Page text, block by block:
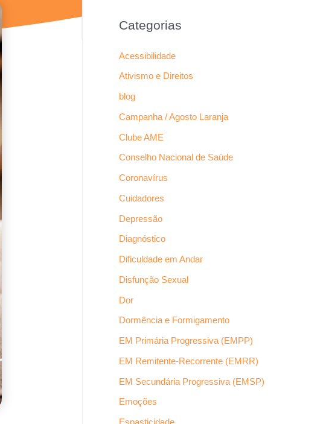
Categorias
Acessibilidade
Ativismo e Direitos
blog
Campanha / Agosto Laranja
Clube AME
Conselho Nacional de Saúde
Coronavírus
Cuidadores
Depressão
Diagnóstico
Dificuldade em Andar
Disfunção Sexual
Dor
Dormência e Formigamento
EM Primária Progressiva (EMPP)
EM Remitente-Recorrente (EMRR)
EM Secundária Progressiva (EMSP)
Emoções
Espasticidade